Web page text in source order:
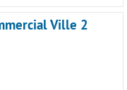
Ville 2